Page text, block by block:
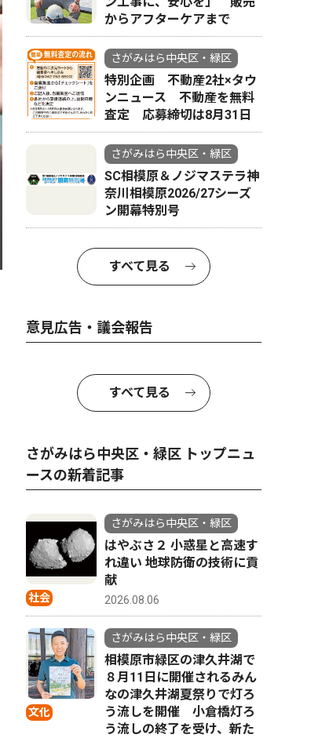
からアフターケアまで
さがみはら中央区・緑区
特別企画 不動産2社×タウ
ンニュース 不動産を無料
査定 応募締切は8月31日
さがみはら中央区・緑区
SC相模原＆ノジマステラ神
奈川相模原2026/27シーズ
ン開幕特別号
すべて見る
意見広告・議会報告
すべて見る
さがみはら中央区・緑区 トップニュ
ースの新着記事
社会
さがみはら中央区・緑区
はやぶさ２ 小惑星と高速す
れ違い 地球防衛の技術に貢
献
2026.08.06
文化
さがみはら中央区・緑区
相模原市緑区の津久井湖で
８月11日に開催されるみん
なの津久井湖夏祭りで灯ろ
う流しを開催 小倉橋灯ろ
う流しの終了を受け、新た